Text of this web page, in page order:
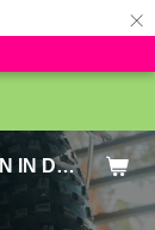
×
FATBIKES KOPEN & REPAREREN IN DEN HAAG EN ZOETERMEER - SACHE BIKES